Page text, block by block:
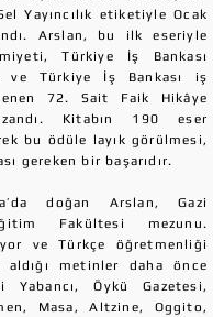
Yayıncılık etiketiyle Ocak
Arslan, bu ilk eseriyle
Türkiye İş Bankası
ve Türkiye İş Bankası iş
72. Sait Faik Hikâye
Kitabın 190 eser
bu ödüle layık görülmesi,
gereken bir başarıdır.
doğan Arslan, Gazi
Fakültesi mezunu.
ve Türkçe öğretmenliği
aldığı metinler daha önce
Yabancı, Öykü Gazetesi,
Masa, Altzine, Oggito,